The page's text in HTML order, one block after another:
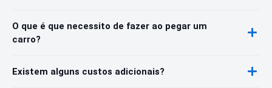
O que é que necessito de fazer ao pegar um
carro?
Existem alguns custos adicionais?